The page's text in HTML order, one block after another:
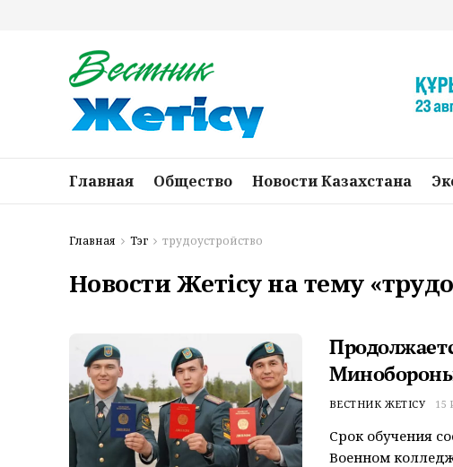
Главная Общество Новости Казахстана
Главная Тэг трудоустройство
Новости Жетісу на тему
ВЕСТНИК ЖЕТІСУ 15
Срок обучения
Военном